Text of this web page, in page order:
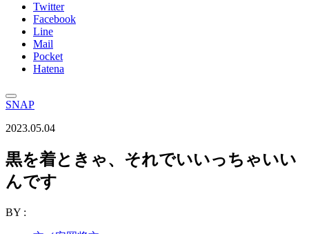
Twitter
Facebook
Line
Mail
Pocket
Hatena
SNAP
2023.05.04
黒を着ときゃ、それでいいっちゃいい
んです
BY :